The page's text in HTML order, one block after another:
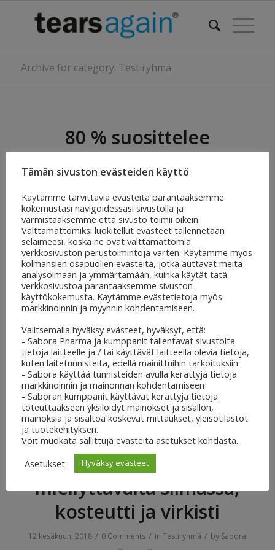
Archive for category: Testiryhmä
80 % suosittelee
liposomisuihketta
12 kesäkuun, 2018 / 0 Comments / inTestiryhmä
Pharma Oy
Read more
Tearsagain ei sotke
meikkiä
12 kesäkuun, 2018 / 0 Comments / inTestiryhmä / bySabora
Pharma Oy
Read more
Tearsagain tuntui
miellyttävältä silmässä,
kosteutti ja virkisti
12 kesäkuun, 2018 / 0 Comments / inTestiryhmä / by Sabora
Tämän sivuston evästeiden käyttö
Käytämme tarvittavia evästeitä parantaaksemme
kokemustasi navigoidessasi sivustolla ja
varmistaaksemme että sivusto toimii oikein.
Välttämättömiksi luokitellut evästeet tallennetaan
selaimeesi, koska ne ovat välttämättömiä
verkkosivuston perustoimintoja varten. Käytämme myös
kolmansien osapuolien evästeitä, jotka auttavat meitä
analysoimaan ja ymmärtämään, kuinka käytät tätä
verkkosivustoa parantaaksemme sivuston
käyttökokemusta. Käytämme evästetietoja myös
markkinoinnin ja myynnin kohdentamiseen.
Valitsemalla hyväksy evästeet, hyväksyt, että:
- Sabora Pharma ja kumppanit tallentavat sivustolta
tietoja laitteelle ja / tai käyttävät laitteella olevia tietoja,
kuten laitetunnisteita, edellä mainittuihin tarkoituksiin
- Sabora käyttää tunnisteiden avulla kerättyjä tietoja
markkinoinnin ja mainonnan kohdentamiseen
- Saboran kumppanit käyttävät kerättyjä tietoja
toteuttaakseen yksilöidyt mainokset ja sisällön,
mainoksia ja sisältöä koskevat mittaukset, yleisötilastot
ja tuotekehityksen.
Voit muokata sallittuja evästeitä asetukset kohdasta..
Asetukset
Hyväksy evästeet